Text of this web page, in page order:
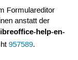
Formulareditor
anstatt der
help-en-
957589.